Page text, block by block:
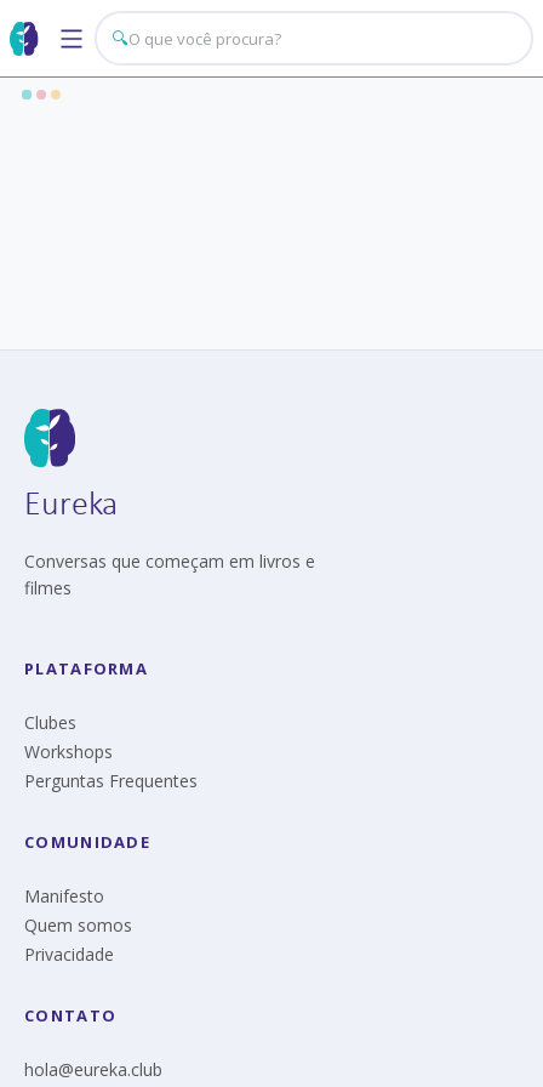
🔍
Eureka
Conversas que começam em livros e
filmes
PLATAFORMA
Clubes
Workshops
Perguntas Frequentes
COMUNIDADE
Manifesto
Quem somos
Privacidade
CONTATO
hola@eureka.club